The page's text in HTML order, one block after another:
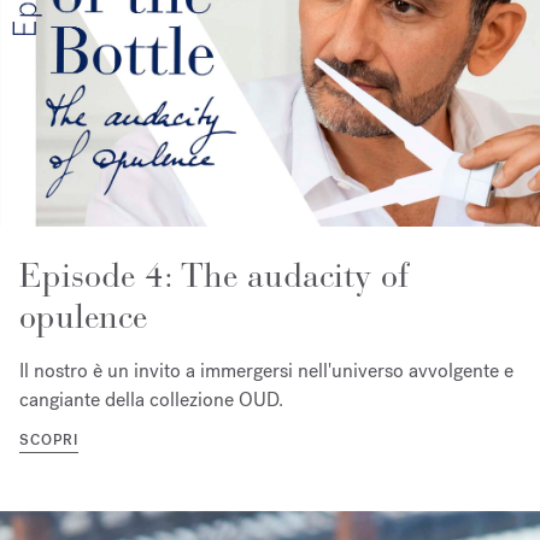
Episode 4: The audacity of
opulence
Il nostro è un invito a immergersi nell'universo avvolgente e
cangiante della collezione OUD.
SCOPRI